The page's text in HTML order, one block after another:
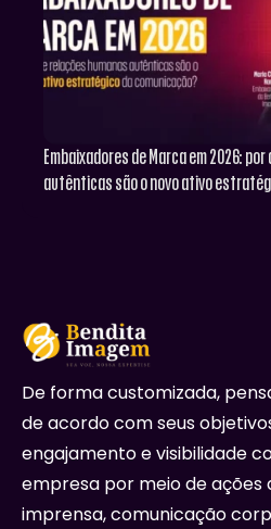
Embaixadores de Marca em 2026:
autênticas são o novo ativo
De forma customizada,
de acordo com seus
engajamento e visibilidade
empresa por meio de ações
imprensa, comunicação